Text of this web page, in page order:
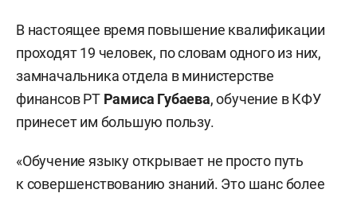
В настоящее время повышение квалификации
проходят 19 человек, по словам одного из них,
замначальника отдела в министерстве
финансов РТ Рамиса Губаева, обучение в КФУ
принесет им большую пользу.
«Обучение языку открывает не просто путь
к совершенствованию знаний. Это шанс более